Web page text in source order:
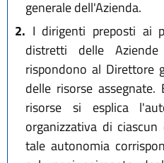
generale dell'Azienda.
2. I dirigenti preposti ai
distretti delle
rispondono al Direttore
delle risorse
risorse si esplica
organizzativa di
tale autonomia